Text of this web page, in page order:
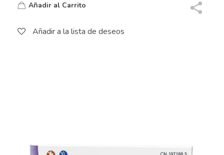
Añadir al Carrito
Añadir a la lista de deseos